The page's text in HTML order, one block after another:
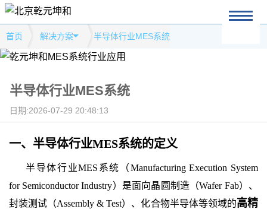
首页 解决方案 半导体行业MES系统
半导体行业MES系统
日期:2026-07-29 20:48:13
一、 半导体行业MES系统的定义
半导体行业MES系统（Manufacturing Execution System
for Semiconductor Industry）是面向晶圆制造（Wafer Fab）、
封装测试（Assembly & Test）、化合物半导体等领域的高精